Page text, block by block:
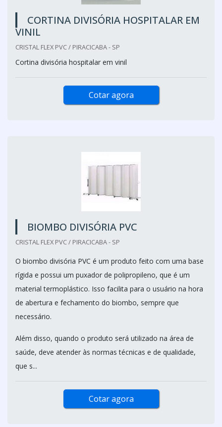
CORTINA DIVISÓRIA HOSPITALAR EM
VINIL
CRISTAL FLEX PVC / PIRACICABA - SP
Cortina divisória hospitalar em vinil
Cotar agora
BIOMBO DIVISÓRIA PVC
CRISTAL FLEX PVC / PIRACICABA - SP
O biombo divisória PVC é um produto feito com uma base
rígida e possui um puxador de polipropileno, que é um
material termoplástico. Isso facilita para o usuário na hora
de abertura e fechamento do biombo, sempre que
necessário.
Além disso, quando o produto será utilizado na área de
saúde, deve atender às normas técnicas e de qualidade,
que s...
Cotar agora